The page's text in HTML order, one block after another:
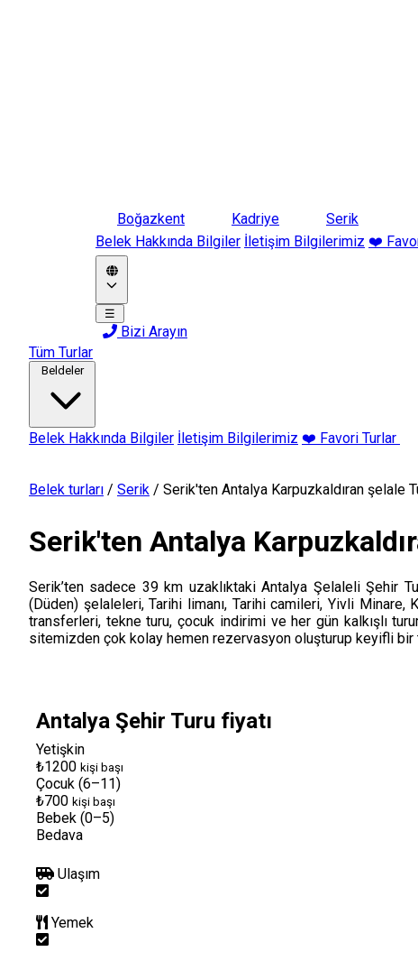
Boğazkent Kadriye
Serik
Belek Hakkında Bilgiler İletişim Bilgilerimiz ❤️
☰
Bizi Arayın
Tüm Turlar
Beldeler
Belek Hakkında Bilgiler İletişim Bilgilerimiz ❤️ Favori Turlar
Belek turları / Serik / Serik'ten Antalya Karpuzkaldıran şelale
Serik'ten Antalya
Serik’ten sadece 39 km uzaklıktaki Antalya Şelaleli Şehir
(Düden) şelaleleri, Tarihi limanı, Tarihi camileri, Yivli
transferleri, tekne turu, çocuk indirimi ve her gün kalkışlı
sitemizden çok kolay hemen rezervasyon oluşturup keyifli bir
Antalya Şehir Turu fiyatı
Yetişkin
₺1200 kişi başı
Çocuk (6–11)
₺700 kişi başı
Bebek (0–5)
Bedava
Ulaşım
Yemek